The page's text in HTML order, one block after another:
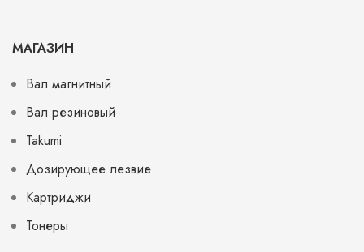
МАГАЗИН
Вал магнитный
Вал резиновый
Takumi
Дозирующее лезвие
Картриджи
Тонеры